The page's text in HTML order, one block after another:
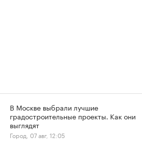
В Москве выбрали лучшие
градостроительные проекты. Как они
выглядят
Город, 07 авг, 12:05